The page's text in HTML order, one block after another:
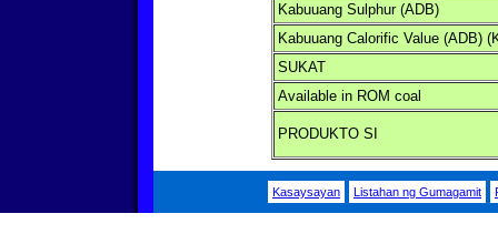
Kabuuang Sulphur (ADB)
Kabuuang Calorific Value (ADB)
SUKAT
Available in ROM coal
PRODUKTO SI
Kasaysayan Listahan ng Gumagamit